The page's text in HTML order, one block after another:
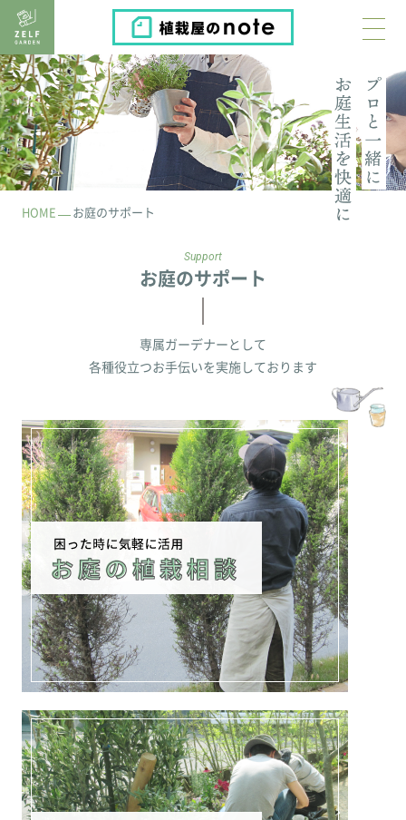
植栽屋のnote
HOME お庭のサポート
Support
お庭のサポート
専属ガーデナーとして
各種役立つお手伝いを実施しております